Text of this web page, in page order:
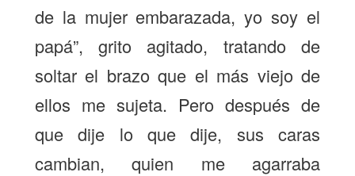
de la mujer embarazada, yo soy el
papá”, grito agitado, tratando de
soltar el brazo que el más viejo de
ellos me sujeta. Pero después de
que dije lo que dije, sus caras
cambian, quien me agarraba